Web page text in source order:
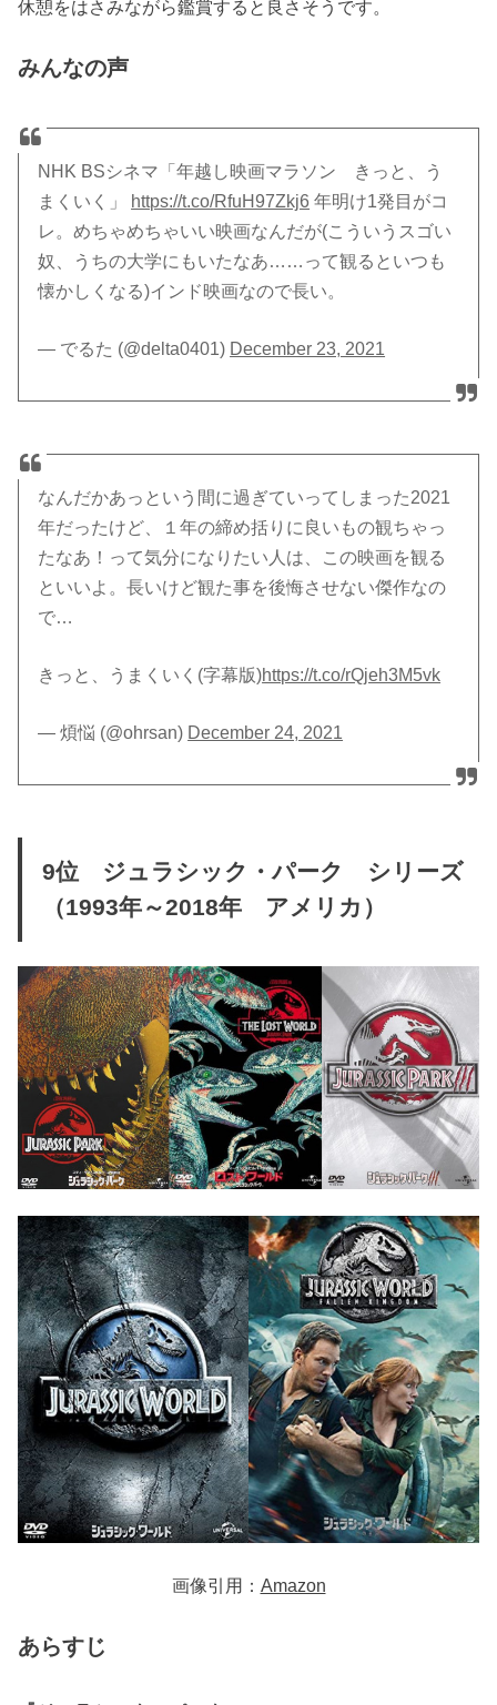
休憩をはさみながら鑑賞すると良さそうです。
みんなの声
NHK BSシネマ「年越し映画マラソン きっと、う
まくいく」
https://t.co/RfuH97Zkj6 年明け1発目がコ
レ。めちゃめちゃいい映画なんだが(こういうスゴい
奴、うちの大学にもいたなあ……って観るといつも
懐かしくなる)インド映画なので長い。
— でるた (@delta0401) December 23, 2021
なんだかあっという間に過ぎていってしまった2021
年だったけど、１年の締め括りに良いもの観ちゃっ
たなあ！って気分になりたい人は、この映画を観る
といいよ。長いけど観た事を後悔させない傑作なの
で…
きっと、うまくいく(字幕版)https://t.co/rQjeh3M5vk
— 煩悩 (@ohrsan) December 24, 2021
9位 ジュラシック・パーク シリーズ
（1993年～2018年 アメリカ）
画像引用： Amazon
あらすじ